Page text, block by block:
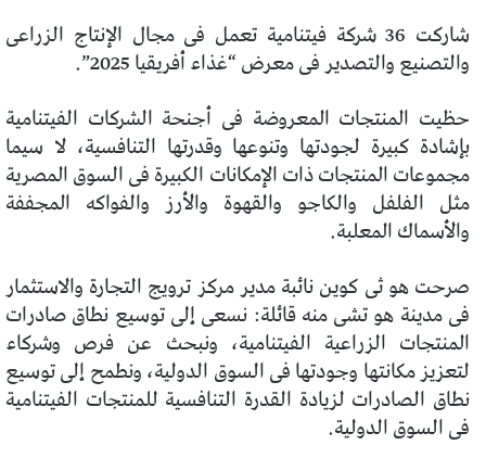
شاركت 36 شركة فيتنامية تعمل فى مجال الإنتاج الزراعى
والتصنيع والتصدير فى معرض “غذاء أفريقيا 2025”.
حظيت المنتجات المعروضة فى أجنحة الشركات الفيتنامية
بإشادة كبيرة لجودتها وتنوعها وقدرتها التنافسية، لا سيما
مجموعات المنتجات ذات الإمكانات الكبيرة فى السوق المصرية
مثل الفلفل والكاجو والقهوة والأرز والفواكه المجففة
والأسماك المعلبة.
صرحت هو ثى كوين نائبة مدير مركز ترويج التجارة والاستثمار
فى مدينة هو تشى منه قائلة: نسعى إلى توسيع نطاق صادرات
المنتجات الزراعية الفيتنامية، ونبحث عن فرص وشركاء
لتعزيز مكانتها وجودتها فى السوق الدولية، ونطمح إلى توسيع
نطاق الصادرات لزيادة القدرة التنافسية للمنتجات الفيتنامية
فى السوق الدولية.